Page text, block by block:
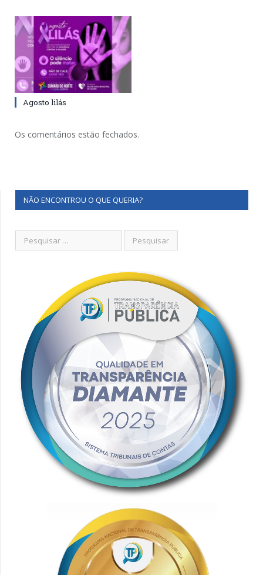
Agosto lilás
Os comentários estão fechados.
NÃO ENCONTROU O QUE QUERIA?